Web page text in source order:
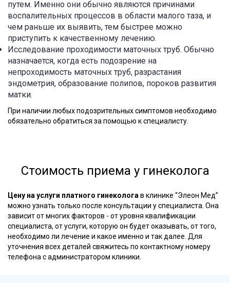
путем. Именно они обычно являются причинами
воспалительных процессов в области малого таза, и
чем раньше их выявить, тем быстрее можно
приступить к качественному лечению.
Исследование проходимости маточных труб. Обычно
назначается, когда есть подозрение на
непроходимость маточных труб, разрастания
эндометрия, образование полипов, пороков развития
матки.
При наличии любых подозрительных симптомов необходимо
обязательно обратиться за помощью к специалисту.
Стоимость приема у гинеколога
Цену на услуги платного гинеколога в клинике “Элеон Мед”
можно узнать только после консультации у специалиста. Она
зависит от многих факторов - от уровня квалификации
специалиста, от услуги, которую он будет оказывать, от того,
необходимо ли лечение и какое именно и так далее. Для
уточнения всех деталей свяжитесь по контактному номеру
телефона с администратором клиники.